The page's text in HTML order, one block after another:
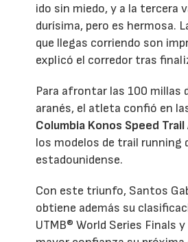
ido sin miedo, y a la tercera
durísima, pero es hermosa.
que llegas corriendo son
explicó el corredor tras
Para afrontar las 100 millas
aranés, el atleta confió en
Columbia Konos Speed
los modelos de trail running
estadounidense.
Con este triunfo, Santos
obtiene además su
UTMB® World Series Finals